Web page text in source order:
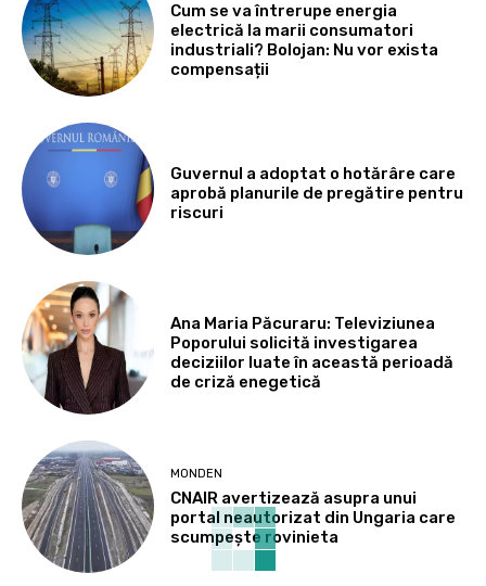
Cum se va întrerupe energia
electrică la marii consumatori
industriali? Bolojan: Nu vor exista
compensații
Guvernul a adoptat o hotărâre care
aprobă planurile de pregătire pentru
riscuri
Ana Maria Păcuraru: Televiziunea
Poporului solicită investigarea
deciziilor luate în această perioadă
de criză enegetică
MONDEN
CNAIR avertizează asupra unui
portal neautorizat din Ungaria care
scumpește rovinieta